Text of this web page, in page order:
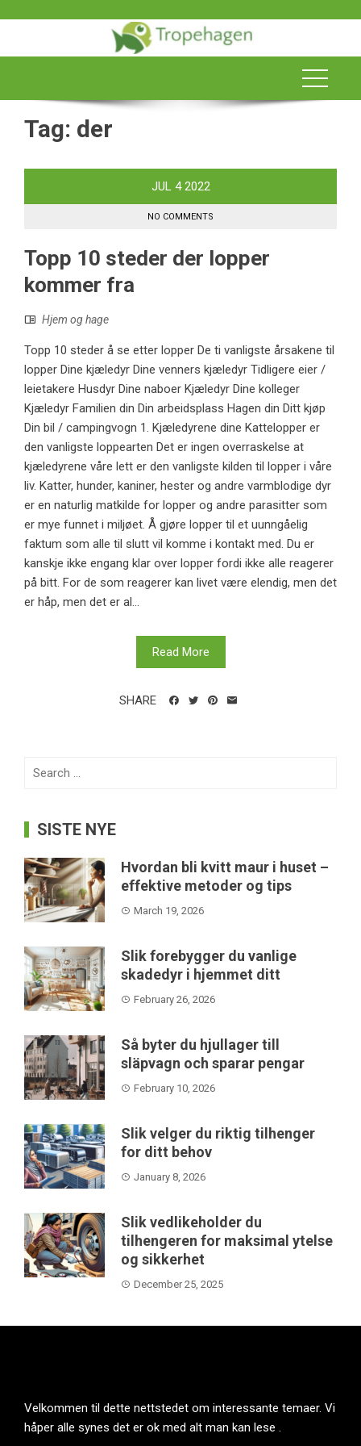
Tag: der
JUL 4 2022
NO COMMENTS
Topp 10 steder der lopper
kommer fra
Hjem og hage
Topp 10 steder å se etter lopper De ti vanligste årsakene til
lopper Dine kjæledyr Dine venners kjæledyr Tidligere eier /
leietakere Husdyr Dine naboer Kjæledyr Dine kolleger
Kjæledyr Familien din Din arbeidsplass Hagen din Ditt kjøp
Din bil / campingvogn 1. Kjæledyrene dine Kattelopper er
den vanligste loppearten Det er ingen overraskelse at
kjæledyrene våre lett er den vanligste kilden til lopper i våre
liv. Katter, hunder, kaniner, hester og andre varmblodige dyr
er en naturlig matkilde for lopper og andre parasitter som
er mye funnet i miljøet. Å gjøre lopper til et uunngåelig
faktum som alle til slutt vil komme i kontakt med. Du er
kanskje ikke engang klar over lopper fordi ikke alle reagerer
på bitt. For de som reagerer kan livet være elendig, men det
er håp, men det er al...
Read More
SHARE
Search
SISTE NYE
Hvordan bli kvitt maur i huset –
effektive metoder og tips
March 19, 2026
Slik forebygger du vanlige
skadedyr i hjemmet ditt
February 26, 2026
Så byter du hjullager till
släpvagn och sparar pengar
February 10, 2026
Slik velger du riktig tilhenger
for ditt behov
January 8, 2026
Slik vedlikeholder du
tilhengeren for maksimal ytelse
og sikkerhet
December 25, 2025
Velkommen til dette nettstedet om interessante temaer. Vi
håper alle synes det er ok med alt man kan lese .